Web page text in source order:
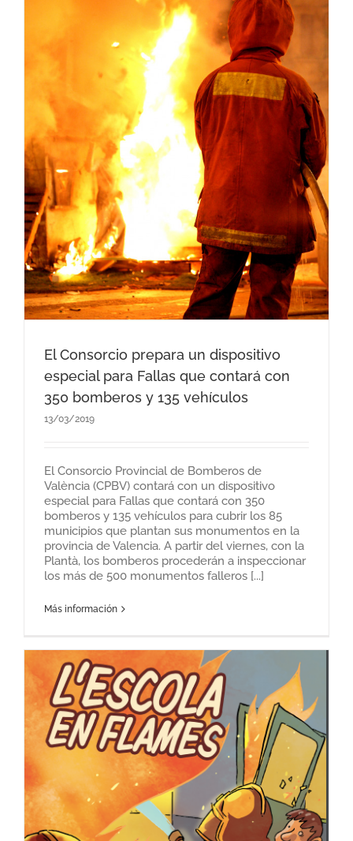
El Consorcio prepara un dispositivo
especial para Fallas que contará con
350 bomberos y 135 vehículos
13/03/2019
El Consorcio Provincial de Bomberos de
València (CPBV) contará con un dispositivo
especial para Fallas que contará con 350
bomberos y 135 vehículos para cubrir los 85
municipios que plantan sus monumentos en la
provincia de Valencia. A partir del viernes, con la
Plantà, los bomberos procederán a inspeccionar
los más de 500 monumentos falleros [...]
Más información